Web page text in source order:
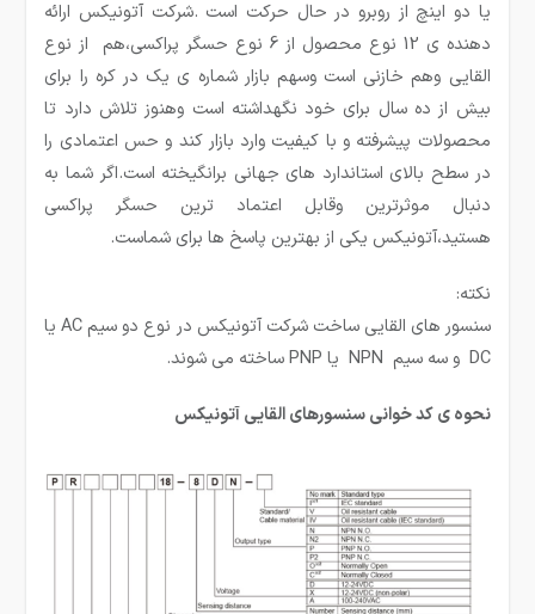
یا دو اینچ از روبرو در حال حرکت است .شرکت آتونیکس ارائه
دهنده ی 12 نوع محصول از 6 نوع حسگر پراکسی،هم از نوع
القایی وهم خازنی است وسهم بازار شماره ی یک در کره را برای
بیش از ده سال برای خود نگهداشته است وهنوز تلاش دارد تا
محصولات پیشرفته و با کیفیت وارد بازار کند و حس اعتمادی را
در سطح بالای استاندارد های جهانی برانگیخته است.اگر شما به
دنبال موثرترین وقابل اعتماد ترین حسگر پراکسی
هستید،آتونیکس یکی از بهترین پاسخ ها برای شماست.
نکته:
سنسور های القایی ساخت شركت آتونیكس در نوع دو سیم AC یا
DC و سه سیم NPN یا PNP ساخته می شوند.
نحوه ی کد خوانی سنسورهای القایی آتونیکس